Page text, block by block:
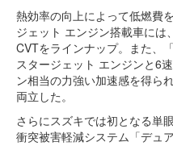
熱効率の向上によって低燃費
ジェット エンジン搭載車には
CVTをラインナップ。また、
スタージェット エンジンと6
ン相当の力強い加速感を得ら
両立した。
さらにスズキでは初となる単
衝突被害軽減システム「デュ